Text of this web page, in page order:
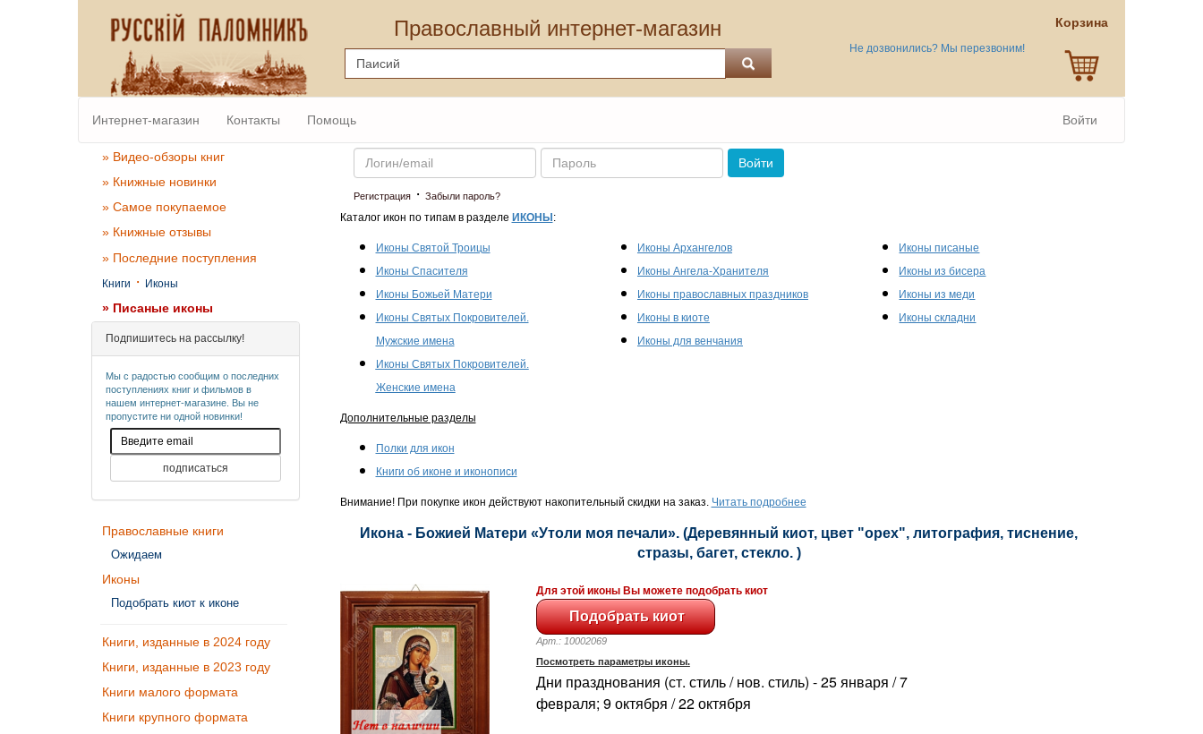
Православный интернет-магазин
Не дозвонились? Мы перезвоним!
Корзина
Интернет-магазин Контакты Помощь Войти
» Видео-обзоры книг
» Книжные новинки
» Самое покупаемое
» Книжные отзывы
» Последние поступления
Книги · Иконы
» Писаные иконы
Подпишитесь на рассылку!
Мы с радостью сообщим о последних
поступлениях книг и фильмов в
нашем интернет-магазине. Вы не
пропустите ни одной новинки!
Православные книги
Ожидаем
Иконы
Подобрать киот к иконе
Книги, изданные в 2024 году
Книги, изданные в 2023 году
Книги малого формата
Книги крупного формата
Email Пароль
Войти
Регистрация· Забыли пароль?
Каталог икон по типам в разделе ИКОНЫ :
Иконы Святой Троицы
Иконы Спасителя
Иконы Божьей Матери
Иконы Святых Покровителей.
Мужские имена
Иконы Святых Покровителей.
Женские имена
Иконы Архангелов
Иконы Ангела-Хранителя
Иконы православных праздников
Иконы в киоте
Иконы для венчания
Иконы писаные
Иконы из бисера
Иконы из меди
Иконы складни
Дополнительные разделы
Полки для икон
Книги об иконе и иконописи
Внимание! При покупке икон действуют накопительный скидки на заказ. Читать подробнее
Икона - Божией Матери «Утоли моя печали». (Деревянный киот, цвет "орех", литография, тиснение,
стразы, багет, стекло. )
Для этой иконы Вы можете подобрать киот
Арт.: 10002069
Посмотреть параметры иконы.
Дни празднования (ст. стиль / нов. стиль) - 25 января / 7
февраля; 9 октября / 22 октября